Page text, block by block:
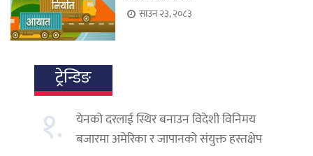
साउन २३, २०८३
ट्रेन्डिङ
१.
येनको दरलाई स्थिर बनाउन विदेशी विनिमय
बजारमा अमेरिका र जापानको संयुक्त हस्तक्षेप